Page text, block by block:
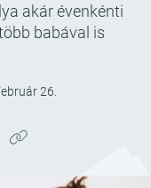
akár évenkénti
babával is
26.